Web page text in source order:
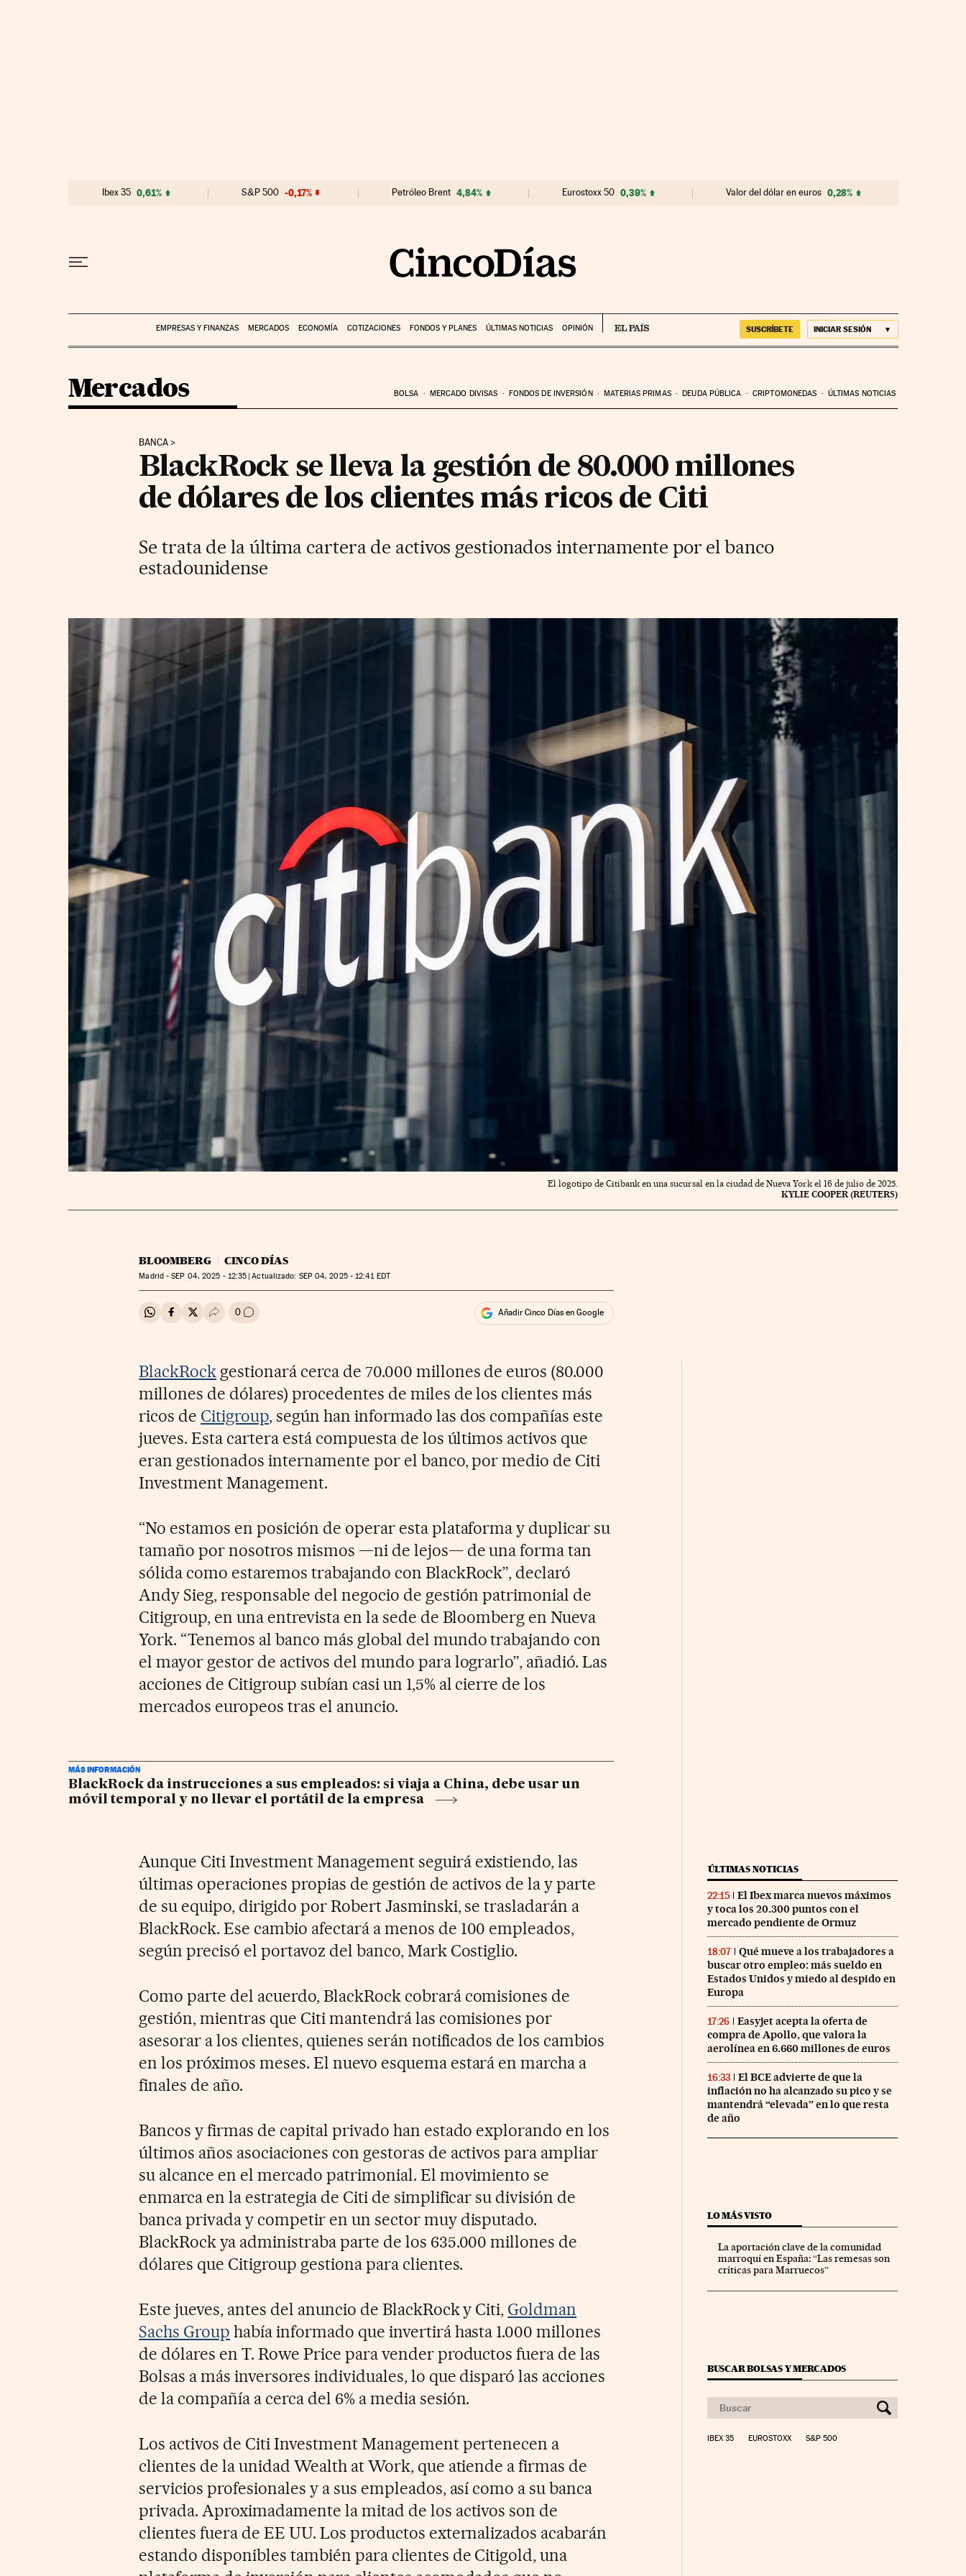
Ibex 35 0,61% S&P 500 -0,17% Petróleo Brent 4,84% Eurostoxx 50 0,39% Valor del dólar en euros 0,28%
EMPRESAS Y FINANZAS MERCADOS ECONOMÍA COTIZACIONES FONDOS Y PLANES ÚLTIMAS NOTICIAS OPINIÓN SUSCRÍBETE INICIAR SESIÓN
Mercados BOLSA MERCADO DIVISAS FONDOS DE INVERSIÓN MATERIAS PRIMAS DEUDA PÚBLICA CRIPTOMONEDAS ÚLTIMAS NOTICIAS
BANCA
BlackRock se lleva la gestión de 80.000 millones
de dólares de los clientes más ricos de Citi
Se trata de la última cartera de activos gestionados internamente por el banco
estadounidense
El logotipo de Citibank en una sucursal en la ciudad de Nueva York el 16 de julio de 2025.
KYLIE COOPER (REUTERS)
BLOOMBERG CINCO DÍAS
Madrid -SEP 04, 2025 - 12:35 actualizado: SEP04, 2025 - 12:41 EDT
Compartir en Whatsapp
Compartir en Facebook
Compartir en Twitter
Desplegar Redes Sociales
0 Ir a los comentarios Añadir Cinco Días en Google
BlackRock gestionará cerca de 70.000 millones de euros (80.000
millones de dólares) procedentes de miles de los clientes más
ricos de Citigroup, según han informado las dos compañías este
jueves. Esta cartera está compuesta de los últimos activos que
eran gestionados internamente por el banco, por medio de Citi
Investment Management.
“No estamos en posición de operar esta plataforma y duplicar su
tamaño por nosotros mismos —ni de lejos— de una forma tan
sólida como estaremos trabajando con BlackRock”, declaró
Andy Sieg, responsable del negocio de gestión patrimonial de
Citigroup, en una entrevista en la sede de Bloomberg en Nueva
York. “Tenemos al banco más global del mundo trabajando con
el mayor gestor de activos del mundo para lograrlo”, añadió. Las
acciones de Citigroup subían casi un 1,5% al cierre de los
mercados europeos tras el anuncio.
MÁS INFORMACIÓN
BlackRock da instrucciones a sus empleados: si viaja a China, debe usar un
móvil temporal y no llevar el portátil de la empresa
Aunque Citi Investment Management seguirá existiendo, las
últimas operaciones propias de gestión de activos de la y parte
de su equipo, dirigido por Robert Jasminski, se trasladarán a
BlackRock. Ese cambio afectará a menos de 100 empleados,
según precisó el portavoz del banco, Mark Costiglio.
Como parte del acuerdo, BlackRock cobrará comisiones de
gestión, mientras que Citi mantendrá las comisiones por
asesorar a los clientes, quienes serán notificados de los cambios
en los próximos meses. El nuevo esquema estará en marcha a
finales de año.
Bancos y firmas de capital privado han estado explorando en los
últimos años asociaciones con gestoras de activos para ampliar
su alcance en el mercado patrimonial. El movimiento se
enmarca en la estrategia de Citi de simplificar su división de
banca privada y competir en un sector muy disputado.
BlackRock ya administraba parte de los 635.000 millones de
dólares que Citigroup gestiona para clientes.
Este jueves, antes del anuncio de BlackRock y Citi, Goldman
Sachs Group había informado que invertirá hasta 1.000 millones
de dólares en T. Rowe Price para vender productos fuera de las
Bolsas a más inversores individuales, lo que disparó las acciones
de la compañía a cerca del 6% a media sesión.
Los activos de Citi Investment Management pertenecen a
clientes de la unidad Wealth at Work, que atiende a firmas de
servicios profesionales y a sus empleados, así como a su banca
privada. Aproximadamente la mitad de los activos son de
clientes fuera de EE UU. Los productos externalizados acabarán
estando disponibles también para clientes de Citigold, una
ÚLTIMAS NOTICIAS
22:15
El Ibex marca nuevos máximos
y toca los 20.300 puntos con el
mercado pendiente de Ormuz
18:07
Qué mueve a los trabajadores a
buscar otro empleo: más sueldo en
Estados Unidos y miedo al despido en
Europa
17:26
Easyjet acepta la oferta de
compra de Apollo, que valora la
aerolínea en 6.660 millones de euros
16:33
El BCE advierte de que la
inflación no ha alcanzado su pico y se
mantendrá “elevada” en lo que resta
de año
LO MÁS VISTO
La aportación clave de la comunidad
marroquí en España: “Las remesas son
críticas para Marruecos”
BUSCAR BOLSAS Y MERCADOS
IBEX 35 EUROSTOXX S&P 500